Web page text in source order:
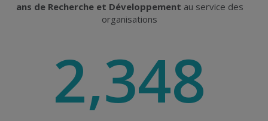
ans de Recherche et Développement au service des
organisations
2,348